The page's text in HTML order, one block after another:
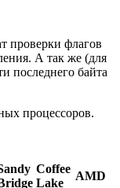
проверки флагов
А так же (для
последнего байта
процессоров.
Coffee
Lake
AMD